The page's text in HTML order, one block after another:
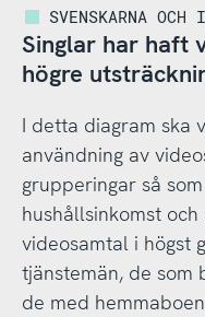
SVENSKARNA
Singlar har haft
högre
I detta diagram ska
användning av
grupperingar så
hushållsinkomst
videosamtal i högst
tjänstemän, de som
de med